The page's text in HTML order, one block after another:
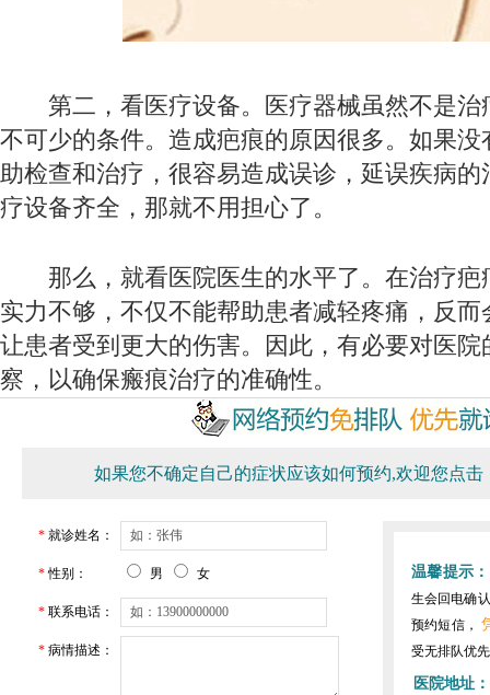
第二，看医疗设备。医疗器械虽然不是治
不可少的条件。造成疤痕的原因很多。如果
助检查和治疗，很容易造成误诊，延误疾病
疗设备齐全，那就不用担心了。
那么，就看医院医生的水平了。在治疗疤
实力不够，不仅不能帮助患者减轻疼痛，反
让患者受到更大的伤害。因此，有必要对医
察，以确保瘢痕治疗的准确性。
如果您不确定自己的症状应该如何预约,欢迎您点击
* 就诊姓名：
*性别： 男 女
* 联系电话：
* 病情描述：
温馨提示：
生会回电确
预约短信，
受无排队优
医院地址：